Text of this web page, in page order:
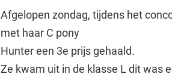
Afgelopen zondag, tijdens het
met haar C pony
Hunter een 3e prijs gehaald.
Ze kwam uit in de klasse L dit was